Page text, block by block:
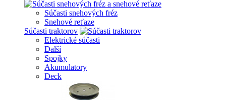
Súčasti snehových fréz
Snehové reťaze
Súčasti traktorov
Elektrické súčasti
Další
Spojky
Akumulatory
Deck